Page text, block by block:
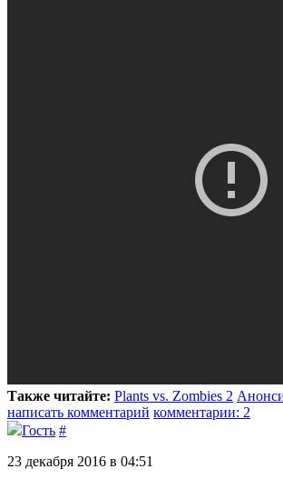
Также читайте: Plants vs. Zombies 2
написать комментарий комментарии: 2
Гость #
23 декабря 2016 в 04:51